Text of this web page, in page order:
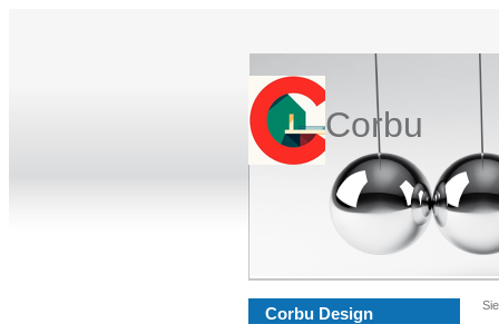
Corbu
Corbu Design